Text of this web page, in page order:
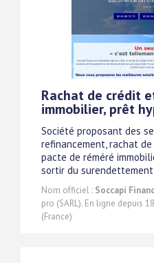
Rachat de crédit
immobilier, prêt
Société proposant des
refinancement, rachat
pacte de réméré
sortir du
Nom officiel : Soccapi
pro (SARL). En ligne depuis
(France)